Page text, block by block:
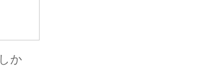
しか